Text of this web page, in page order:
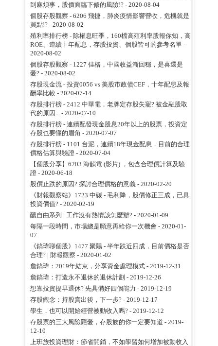
到麻煩事，股價面臨下修的風險!?- 2020-08-04
個股存股觀察 - 6206 飛捷，肺炎疫情影響營收，危機就是
買點!? - 2020-08-02
殖利率排行榜 - 除權息旺季，160檔高殖利率股報你知，高
ROE、連續十年配息，存股投資、個股皆可的參考名單-
2020-08-02
個股存股觀察 - 1227 佳格，中國收益漸回穩，是喜還是
憂?- 2020-08-02
存股現金流 - 投資0056 vs 美股市政債CEF，十年配息及報
酬率比較 - 2020-07-14
存股排行榜 - 2412 中華電，老牌定存股失寵? 被金融股取
代的原因...
- 2020-07-10
存股排行榜 - 連續配發現金股息20年以上的股票，投資定
存股也要懂的眉角 - 2020-07-07
存股排行榜 - 1101 台泥，連續18年現金配息，目前的合理
價格估算與驗證- 2020-07-04
【個股分享】6203 海韻電 (影片) ，包含合理價計算及驗
證- 2020-06-18
股價止跌的原因? 探討合理價格的意義- 2020-02-20
《財報觀察站》1723 中碳 - 毛利降，股價修正三成，已具
投資價值?- 2020-02-19
釀自由系列 | 工作沒有熱情該怎麼辦?- 2020-01-09
每隔一段時間，市場總是願意再給你一次機會 - 2020-01-
07
《鎬瑋聊個股》1477 聚陽 - 半年跌近四成，目前價格是否
合理? | 財報觀察 - 2020-01-02
詹鎬瑋：2019年結束，分享資金處理模式- 2019-12-31
詹鎬瑋：打造永不退休的退休計劃 - 2019-12-26
想靠投資提早退休? 先具備好四個能力 - 2019-12-19
存股觀念：持股賣出後，下一步?- 2019-12-17
學生，也可以開始經營被動收入嗎?- 2019-12-12
存股票的三大風險隱憂，存股族的你一定要知道 - 2019-
12-10
上班族投資理財：節省開銷，不如學習如何增加被動收入